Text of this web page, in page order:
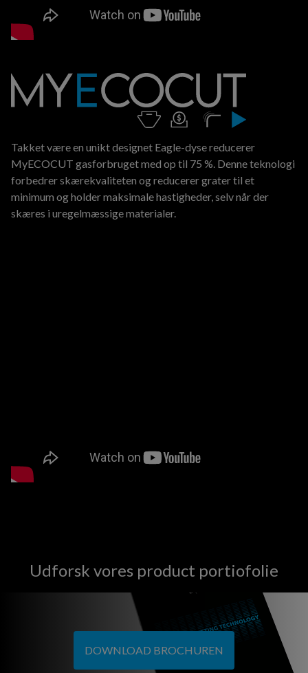
Takket være en unikt designet Eagle-dyse reducerer
MyECOCUT gasforbruget med op til 75 %. Denne teknologi
forbedrer skærekvaliteten og reducerer grater til et
minimum og holder maksimale hastigheder, selv når der
skæres i uregelmæssige materialer.
Udforsk vores product portiofolie
DOWNLOAD BROCHUREN